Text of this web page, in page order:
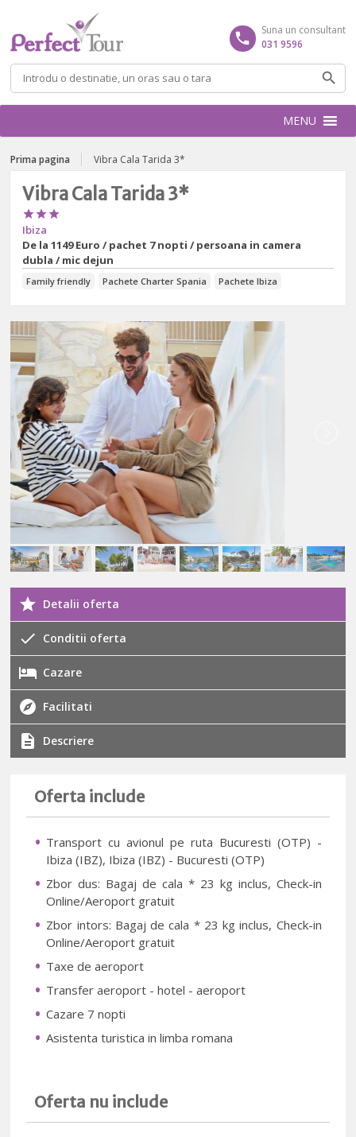
Caută
după:
Suna un consultant
031 9596
MENU
Prima pagina Vibra Cala Tarida 3*
Vibra Cala Tarida 3*

Ibiza
De la1149 Euro / pachet 7 nopti / persoana in camera
dubla / mic dejun
Family friendly Pachete Charter Spania Pachete Ibiza
Detalii oferta
Conditii oferta
Cazare
Facilitati
Descriere
Oferta include
Transport cu avionul pe ruta Bucuresti (OTP) -
Ibiza (IBZ), Ibiza (IBZ) - Bucuresti (OTP)
Zbor dus: Bagaj de cala * 23 kg inclus, Check-in
Online/Aeroport gratuit
Zbor intors: Bagaj de cala * 23 kg inclus, Check-in
Online/Aeroport gratuit
Taxe de aeroport
Transfer aeroport - hotel - aeroport
Cazare 7 nopti
Asistenta turistica in limba romana
Oferta nu include